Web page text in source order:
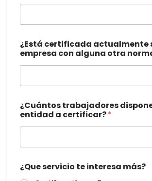
¿Está certificada actualmente
empresa con alguna otra
¿Cuántos trabajadores
entidad a certificar?*
¿Que servicio te interesa más?